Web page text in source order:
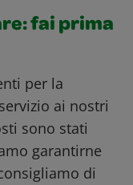
fai prima
per la
ai nostri
sono stati
garantirne
di